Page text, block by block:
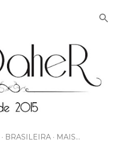
BRASILEIRA MAIS…